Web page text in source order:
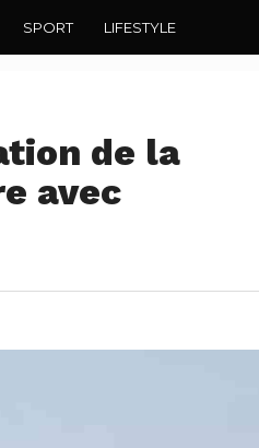
SPORT LIFESTYLE
de la
avec